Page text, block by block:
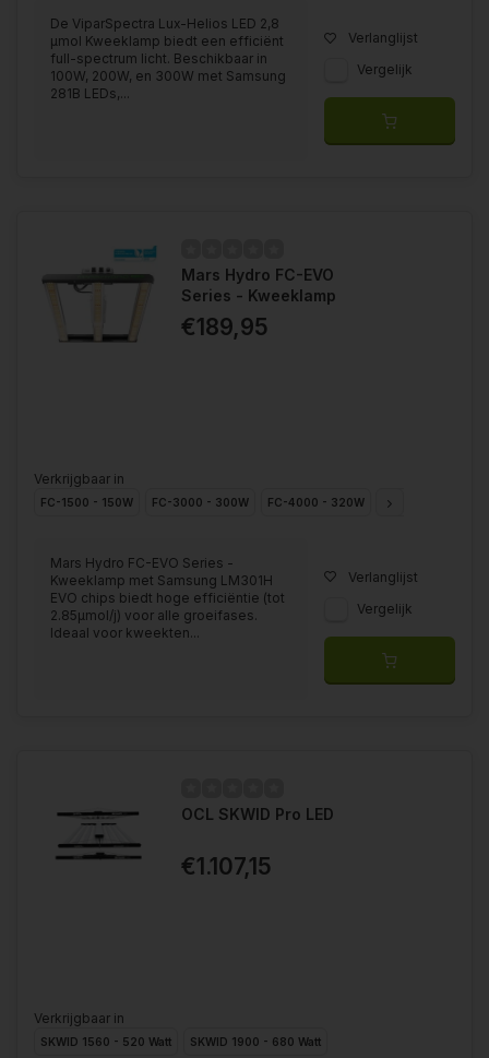
De ViparSpectra Lux-Helios LED 2,8
μmol Kweeklamp biedt een efficiënt
full-spectrum licht. Beschikbaar in
100W, 200W, en 300W met Samsung
281B LEDs,...
Verlanglijst
Vergelijk
Mars Hydro FC-EVO
Series - Kweeklamp
€189,95
Verkrijgbaar in
FC-1500 - 150W FC-3000 - 300W FC-4000 - 320W FC-4800 - 480W
Mars Hydro FC-EVO Series -
Kweeklamp met Samsung LM301H
EVO chips biedt hoge efficiëntie (tot
2.85μmol/j) voor alle groeifases.
Ideaal voor kweekten...
Verlanglijst
Vergelijk
OCL SKWID Pro LED
€1.107,15
Verkrijgbaar in
SKWID 1560 - 520 Watt SKWID 1900 - 680 Watt